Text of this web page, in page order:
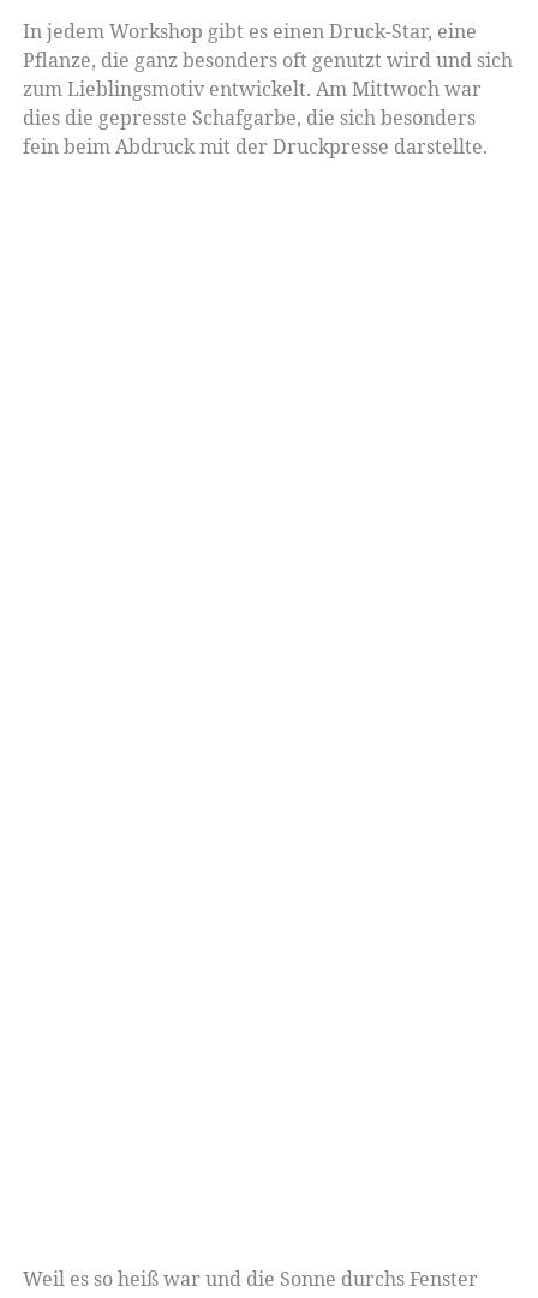
In jedem Workshop gibt es einen Druck-Star, eine
Pflanze, die ganz besonders oft genutzt wird und sich
zum Lieblingsmotiv entwickelt. Am Mittwoch war
dies die gepresste Schafgarbe, die sich besonders
fein beim Abdruck mit der Druckpresse darstellte.
Weil es so heiß war und die Sonne durchs Fenster